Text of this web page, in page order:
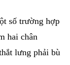
số trường hợp
hai chân
lưng phải bù